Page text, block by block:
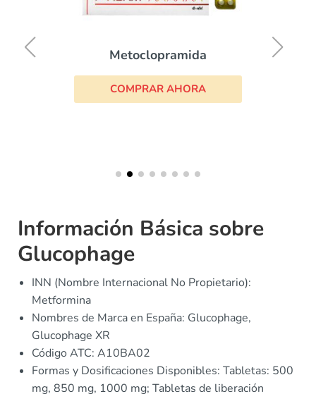
Metoclopramida
COMPRAR AHORA
Información Básica sobre
Glucophage
INN (Nombre Internacional No Propietario):
Metformina
Nombres de Marca en España: Glucophage,
Glucophage XR
Código ATC: A10BA02
Formas y Dosificaciones Disponibles: Tabletas: 500
mg, 850 mg, 1000 mg; Tabletas de liberación